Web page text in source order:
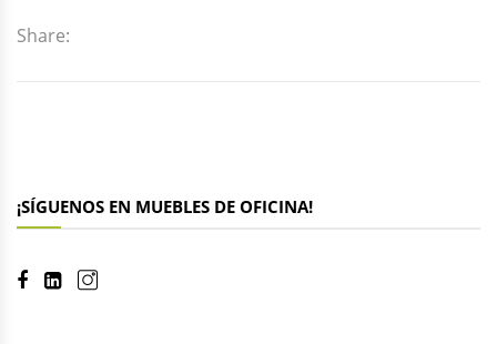
Share:
¡SÍGUENOS EN MUEBLES DE OFICINA!